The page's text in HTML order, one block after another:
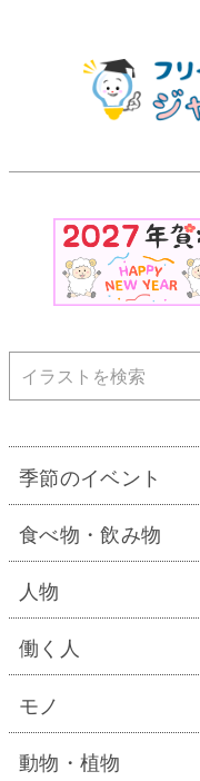
検索
季節のイベント
食べ物・飲み物
人物
働く人
モノ
動物・植物